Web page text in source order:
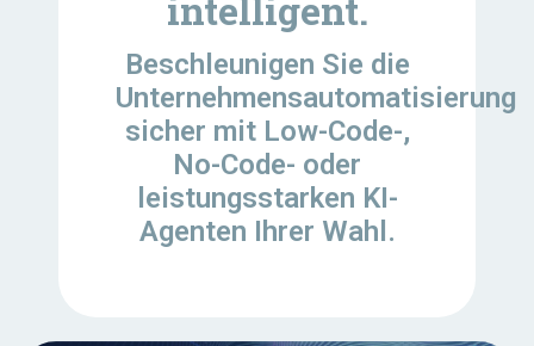
Beschleunigen Sie die
Unternehmensautomatisierung
sicher mit Low-Code-,
No-Code- oder
leistungsstarken KI-
Agenten Ihrer Wahl.